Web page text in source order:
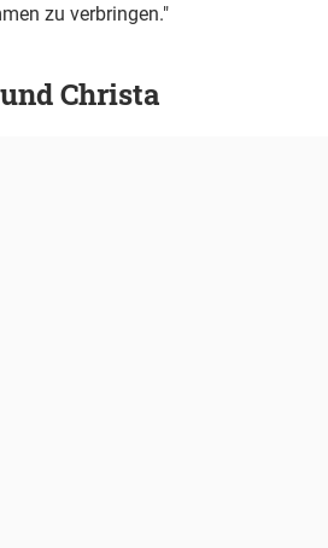
zu verbringen."
Christa